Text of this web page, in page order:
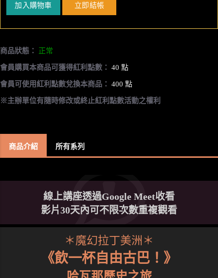
加入購物車 立即結帳
商品狀態： 正常
會員購買本商品可獲得紅利點數： 40 點
會員可使用紅利點數兌換本商品： 400 點
※主辦單位有隨時修改或終止紅利點數活動之權利
商品介紹 所有系列
線上講座透過Google Meet收看
影片30天內可不限次數重複觀看
＊魔幻拉丁美洲＊
《飲一杯自由古巴！》